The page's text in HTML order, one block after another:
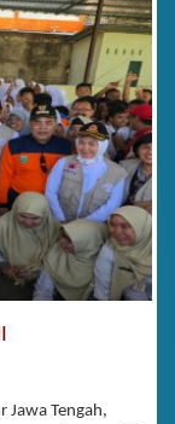
Jawa Tengah,